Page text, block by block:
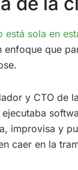
está sola en
enfoque que
y CTO de
improvisa y
caer en la